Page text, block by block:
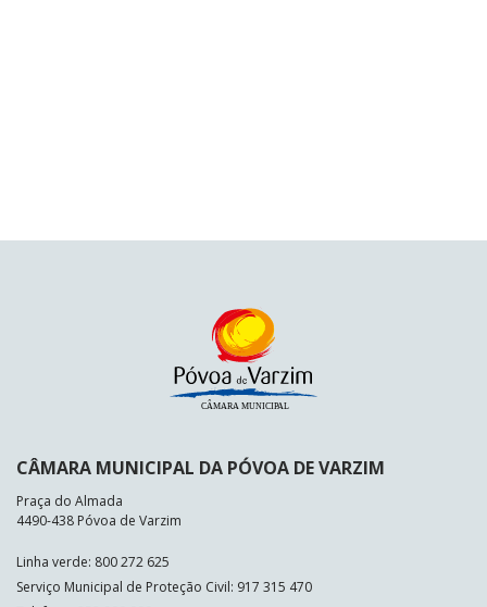
CÂMARA MUNICIPAL DA PÓVOA DE VARZIM
Praça do Almada
4490-438 Póvoa de Varzim
Linha verde: 800 272 625
Serviço Municipal de Proteção Civil: 917 315 470